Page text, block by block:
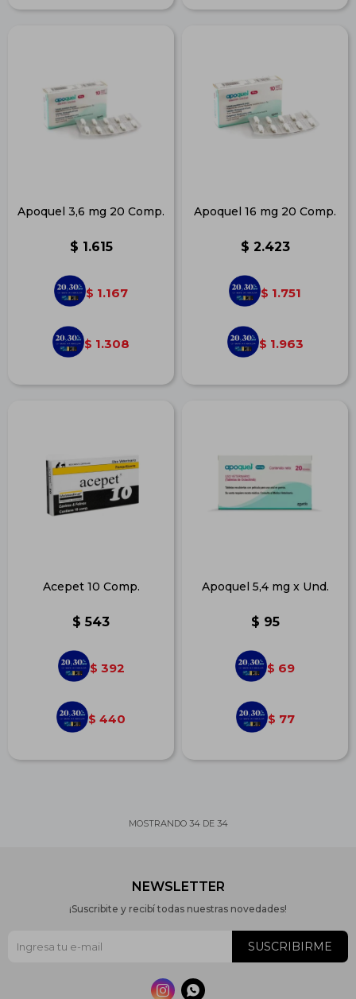
Apoquel 3,6 mg 20 Comp.
$ 1.615
$ 1.167
$ 1.308
Apoquel 16 mg 20 Comp.
$ 2.423
$ 1.751
$ 1.963
Acepet 10 Comp.
$ 543
$ 392
$ 440
Apoquel 5,4 mg x Und.
$ 95
$ 69
$ 77
MOSTRANDO 34DE 34
NEWSLETTER
¡Suscribite y recibí todas nuestras novedades!
SUSCRIBIRME
 